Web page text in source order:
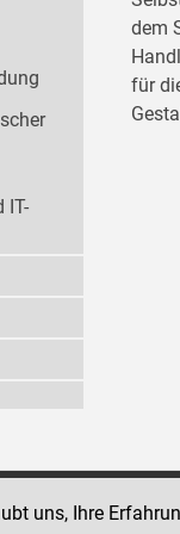
dem
für
IT-
1080 Wien
uns, Ihre